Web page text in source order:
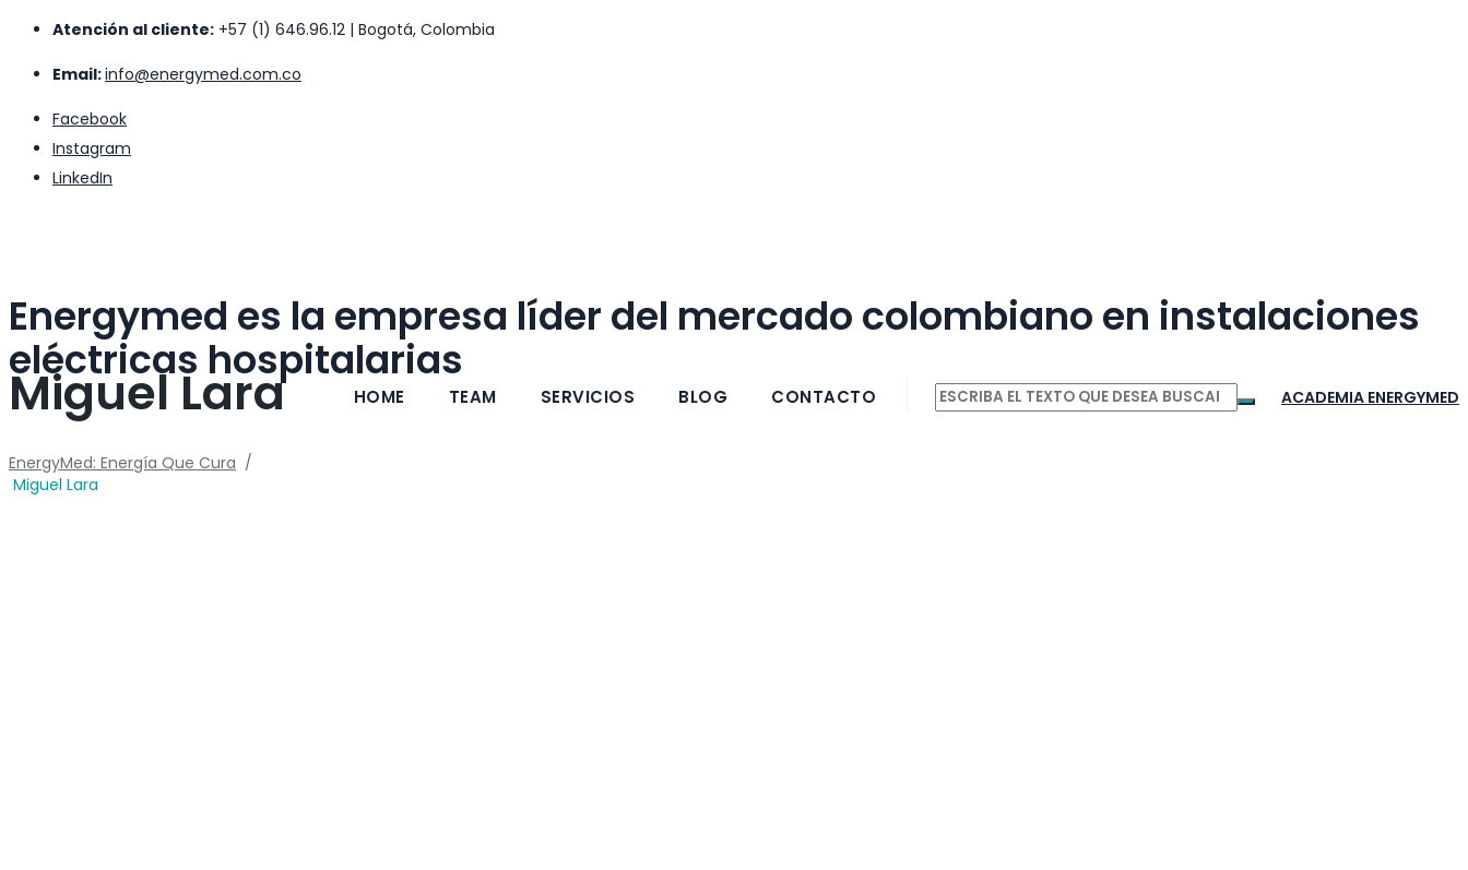
Atención al cliente: +57 (1) 646.96.12 | Bogotá, Colombia
Email:info@energymed.com.co
Facebook
Instagram
LinkedIn
Energymed es la empresa líder del mercado colombiano en instalaciones
eléctricas hospitalarias
ACADEMIA ENERGYMED
HOME TEAM SERVICIOS BLOG CONTACTO
Miguel Lara
EnergyMed: Energía Que Cura /
Miguel Lara